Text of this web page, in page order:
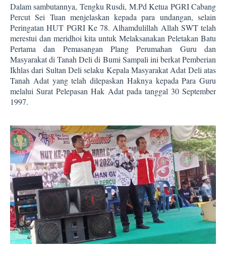
Dalam sambutannya, Tengku Rusdi, M.Pd Ketua PGRI Cabang
Percut Sei Tuan menjelaskan kepada para undangan, selain
Peringatan HUT PGRI Ke 78. Alhamdulillah Allah SWT telah
merestui dan meridhoi kita untuk Melaksanakan Peletakan Batu
Pertama dan Pemasangan Plang Perumahan Guru dan
Masyarakat di Tanah Deli di Bumi Sampali ini berkat Pemberian
Ikhlas dari Sultan Deli selaku Kepala Masyarakat Adat Deli atas
Tanah Adat yang telah dilepaskan Haknya kepada Para Guru
melalui Surat Pelepasan Hak Adat pada tanggal 30 September
1997.